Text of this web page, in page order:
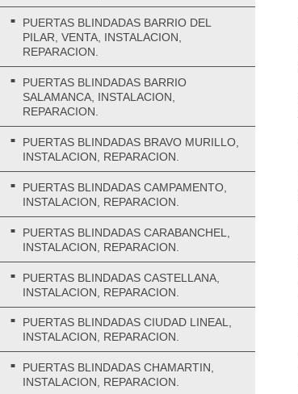
PUERTAS BLINDADAS BARRIO DEL
PILAR, VENTA, INSTALACION,
REPARACION.
PUERTAS BLINDADAS BARRIO
SALAMANCA, INSTALACION,
REPARACION.
PUERTAS BLINDADAS BRAVO MURILLO,
INSTALACION, REPARACION.
PUERTAS BLINDADAS CAMPAMENTO,
INSTALACION, REPARACION.
PUERTAS BLINDADAS CARABANCHEL,
INSTALACION, REPARACION.
PUERTAS BLINDADAS CASTELLANA,
INSTALACION, REPARACION.
PUERTAS BLINDADAS CIUDAD LINEAL,
INSTALACION, REPARACION.
PUERTAS BLINDADAS CHAMARTIN,
INSTALACION, REPARACION.